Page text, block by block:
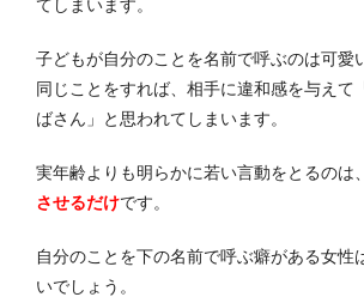
てしまいます。
子どもが自分のことを名前で呼ぶのは可愛
同じことをすれば、相手に違和感を与えて
ばさん」と思われてしまいます。
実年齢よりも明らかに若い言動をとるのは、
させるだけです。
自分のことを下の名前で呼ぶ癖がある女性
いでしょう。